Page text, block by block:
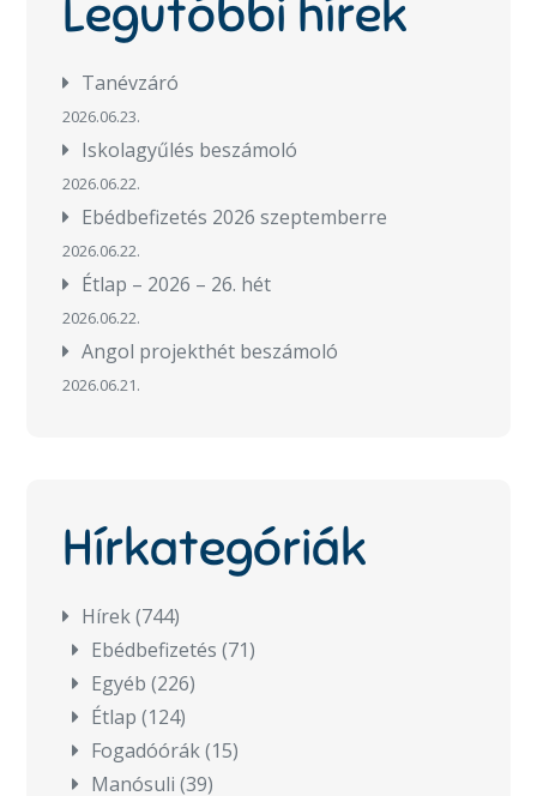
Legutóbbi hírek
Tanévzáró
2026.06.23.
Iskolagyűlés beszámoló
2026.06.22.
Ebédbefizetés 2026 szeptemberre
2026.06.22.
Étlap – 2026 – 26. hét
2026.06.22.
Angol projekthét beszámoló
2026.06.21.
Hírkategóriák
Hírek(744)
Ebédbefizetés (71)
Egyéb (226)
Étlap (124)
Fogadóórák(15)
Manósuli (39)